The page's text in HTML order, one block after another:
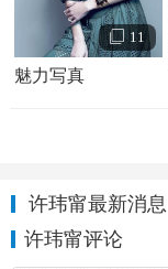
许玮甯个人
11
魅力写真
许玮甯最新消息
许玮甯评论